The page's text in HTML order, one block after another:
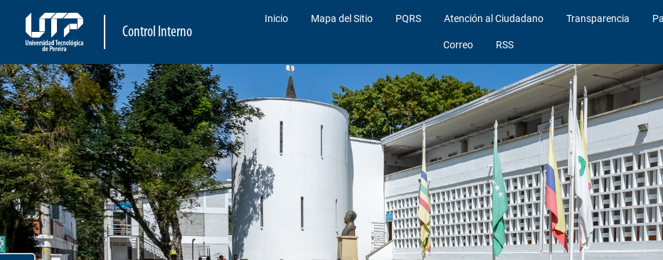
Control Interno
Inicio Mapa del Sitio PQRS Atención al Ciudadano Transparencia
Correo RSS